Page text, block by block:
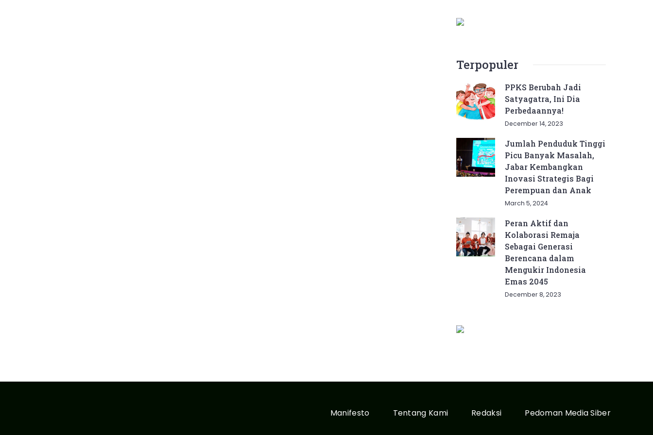
Terpopuler
PPKS Berubah Jadi
Satyagatra, Ini Dia
Perbedaannya!
December 14, 2023
Jumlah Penduduk Tinggi
Picu Banyak Masalah,
Jabar Kembangkan
Inovasi Strategis Bagi
Perempuan dan Anak
March 5, 2024
Peran Aktif dan
Kolaborasi Remaja
Sebagai Generasi
Berencana dalam
Mengukir Indonesia
Emas 2045
December 8, 2023
Manifesto Tentang Kami Redaksi Pedoman Media Siber